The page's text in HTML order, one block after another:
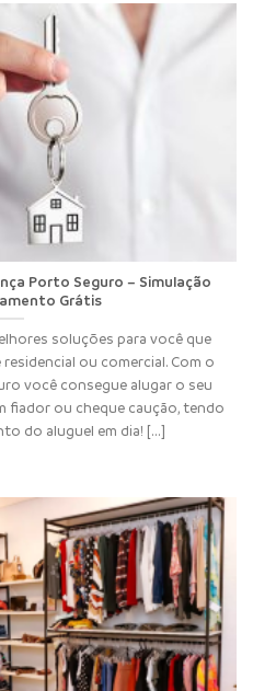
Porto Seguro – Simulação
Grátis
soluções para você que
ou comercial. Com o
você consegue alugar o seu
fiador ou cheque caução, tendo
do aluguel em dia! [...]